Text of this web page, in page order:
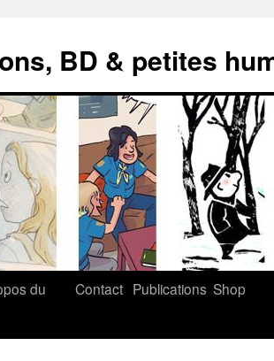
BD & petites
du
Contact Publications Shop